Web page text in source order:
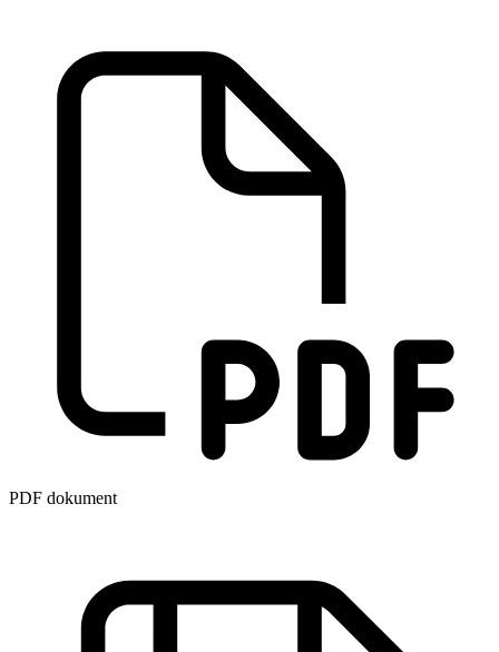
PDF dokument